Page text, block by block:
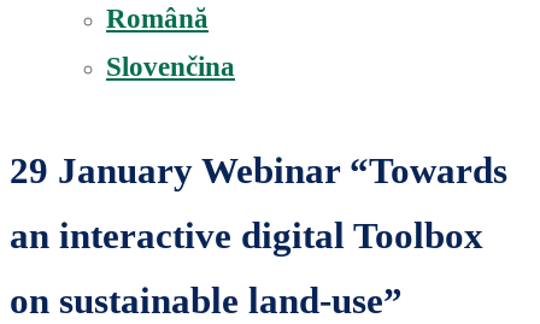
Română
Slovenčina
29 January Webinar “Towards
an interactive digital Toolbox
on sustainable land-use”